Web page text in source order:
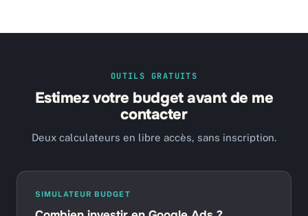
OUTILS GRATUITS
Estimez votre budget avant de me
contacter
Deux calculateurs en libre accès, sans inscription.
SIMULATEUR BUDGET